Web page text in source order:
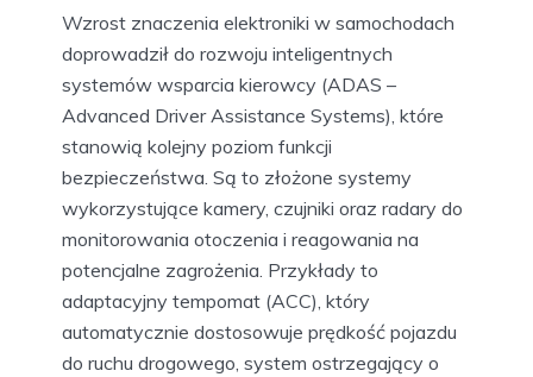
Wzrost znaczenia elektroniki w samochodach
doprowadził do rozwoju inteligentnych
systemów wsparcia kierowcy (ADAS –
Advanced Driver Assistance Systems), które
stanowią kolejny poziom funkcji
bezpieczeństwa. Są to złożone systemy
wykorzystujące kamery, czujniki oraz radary do
monitorowania otoczenia i reagowania na
potencjalne zagrożenia. Przykłady to
adaptacyjny tempomat (ACC), który
automatycznie dostosowuje prędkość pojazdu
do ruchu drogowego, system ostrzegający o